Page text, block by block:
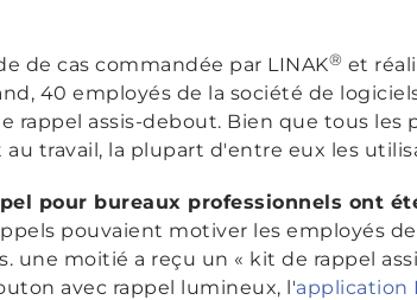
de cas commandée par LINAK® et
40 employés de la société de
rappel assis-debout. Bien que tous
travail, la plupart d'entre eux les
pour bureaux professionnels ont
pouvaient motiver les employés
une moitié a reçu un « kit de rappel
avec rappel lumineux, l'application